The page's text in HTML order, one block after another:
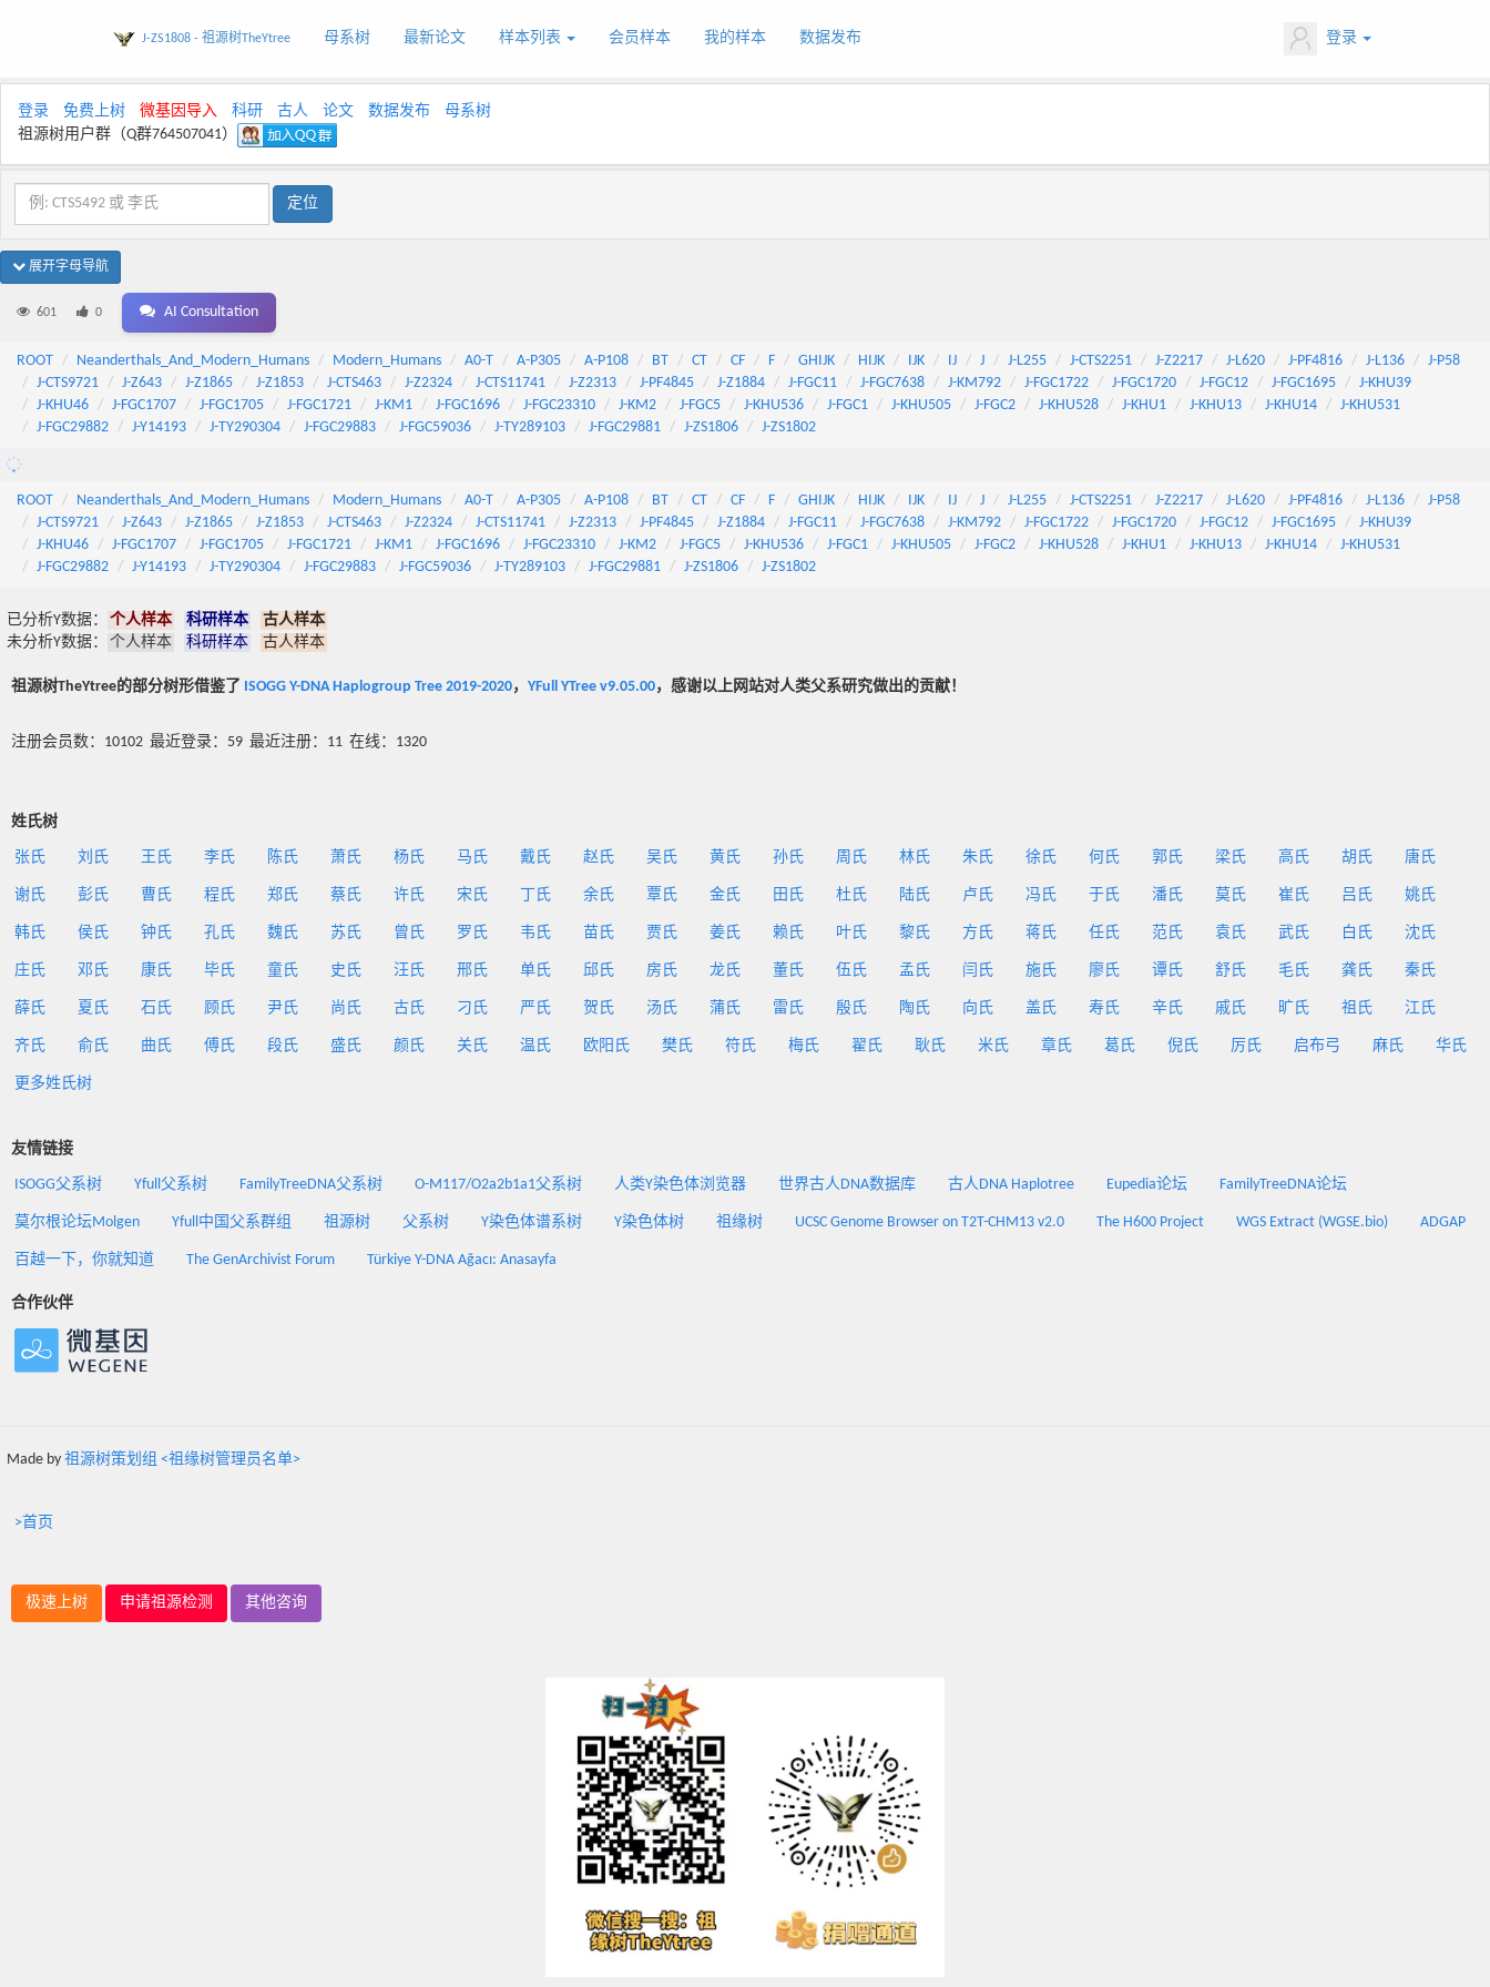
J-ZS1808 - 祖源树TheYtree 母系树 最新论文 样本列表 会员样本 我的样本 数据发布 登录
登录 免费上树 微基因导入 科研 古人 论文 数据发布
母系树
祖源树用户群（Q群764507041）
展开字母导航
601 0 AI Consultation
ROOT Neanderthals_And_Modern_Humans Modern_Humans A0-T A-P305 A-P108 BT CT CF F GHIJK HIJK IJK IJ J J-L255 J-CTS2251 J-Z2217 J-L620 J-PF4816 J-L136
J-P58
J-CTS9721
J-Z643 J-Z1865 J-Z1853 J-CTS463 J-Z2324 J-CTS11741 J-Z2313 J-PF4845 J-Z1884 J-FGC11 J-FGC7638 J-KM792 J-FGC1722 J-FGC1720 J-FGC12 J-FGC1695
J-KHU39
J-KHU46
J-FGC1707 J-FGC1705 J-FGC1721 J-KM1 J-FGC1696 J-FGC23310 J-KM2 J-FGC5 J-KHU536 J-FGC1 J-KHU505 J-FGC2 J-KHU528 J-KHU1 J-KHU13 J-KHU14
J-KHU531
J-FGC29882
J-Y14193 J-TY290304 J-FGC29883 J-FGC59036 J-TY289103 J-FGC29881 J-ZS1806 J-ZS1802
ROOT Neanderthals_And_Modern_Humans Modern_Humans A0-T A-P305 A-P108 BT CT CF F GHIJK HIJK IJK IJ J J-L255 J-CTS2251 J-Z2217 J-L620 J-PF4816 J-L136
J-P58
J-CTS9721
J-Z643 J-Z1865 J-Z1853 J-CTS463 J-Z2324 J-CTS11741 J-Z2313 J-PF4845 J-Z1884 J-FGC11 J-FGC7638 J-KM792 J-FGC1722 J-FGC1720 J-FGC12 J-FGC1695
J-KHU39
J-KHU46
J-FGC1707 J-FGC1705 J-FGC1721 J-KM1 J-FGC1696 J-FGC23310 J-KM2 J-FGC5 J-KHU536 J-FGC1 J-KHU505 J-FGC2 J-KHU528 J-KHU1 J-KHU13 J-KHU14
J-KHU531
J-FGC29882
J-Y14193 J-TY290304 J-FGC29883 J-FGC59036 J-TY289103 J-FGC29881 J-ZS1806 J-ZS1802
已分析Y数据： 个人样本 科研样本
古人样本
未分析Y数据：
个人样本 科研样本 古人样本
祖源树TheYtree的部分树形借鉴了 ISOGG Y-DNA Haplogroup Tree 2019-2020， YFull YTree v9.05.00，感谢以上网站对人类父系研究做出的贡献！
注册会员数：10102 最近登录：59 最近注册：11 在线：1320
姓氏树
张氏 刘氏 王氏 李氏 陈氏 萧氏 杨氏 马氏 戴氏 赵氏 吴氏 黄氏 孙氏 周氏 林氏 朱氏 徐氏 何氏 郭氏 梁氏 高氏 胡氏 唐氏
谢氏 彭氏 曹氏 程氏 郑氏 蔡氏 许氏 宋氏 丁氏 余氏 覃氏 金氏 田氏 杜氏 陆氏 卢氏 冯氏 于氏 潘氏 莫氏 崔氏 吕氏 姚氏
韩氏 侯氏 钟氏 孔氏 魏氏 苏氏 曾氏 罗氏 韦氏 苗氏 贾氏 姜氏 赖氏 叶氏 黎氏 方氏 蒋氏 任氏 范氏 袁氏 武氏 白氏 沈氏
庄氏 邓氏 康氏 毕氏 童氏 史氏 汪氏 邢氏 单氏 邱氏 房氏 龙氏 董氏 伍氏 孟氏 闫氏 施氏 廖氏 谭氏 舒氏 毛氏 龚氏 秦氏
薛氏 夏氏 石氏 顾氏 尹氏 尚氏 古氏 刁氏 严氏 贺氏 汤氏 蒲氏 雷氏 殷氏 陶氏 向氏 盖氏 寿氏 辛氏 戚氏 旷氏 祖氏 江氏
齐氏 俞氏 曲氏 傅氏 段氏 盛氏 颜氏 关氏 温氏 欧阳氏 樊氏 符氏 梅氏 翟氏 耿氏 米氏 章氏 葛氏 倪氏 厉氏 启布弓 麻氏 华氏
更多姓氏树
友情链接
ISOGG父系树 Yfull父系树 FamilyTreeDNA父系树 O-M117/O2a2b1a1父系树 人类Y染色体浏览器 世界古人DNA数据库 古人DNA Haplotree Eupedia论坛 FamilyTreeDNA论坛
莫尔根论坛Molgen Yfull中国父系群组 祖源树 父系树 Y染色体谱系树 Y染色体树 祖缘树 UCSC Genome Browser on T2T-CHM13 v2.0 The H600 Project WGS Extract (WGSE.bio) ADGAP
百越一下，你就知道 The GenArchivist Forum Türkiye Y-DNA Ağacı: Anasayfa
合作伙伴
Made by 祖源树策划组 <祖缘树管理员名单>
>首页
极速上树 申请祖源检测 其他咨询